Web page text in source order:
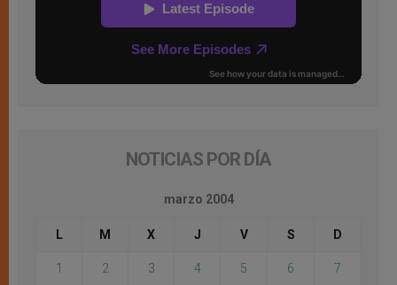
NOTICIAS POR DÍA
marzo 2004
L M X J V S D
1 2 3 4 5 6 7